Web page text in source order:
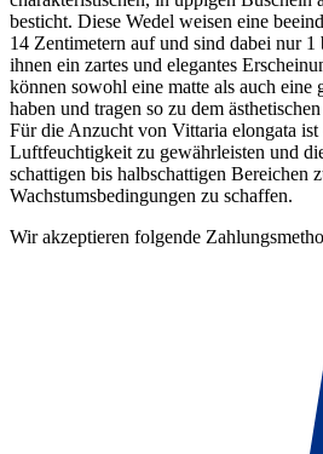
besticht. Diese Wedel weisen eine
14 Zentimetern auf und sind dabei nur
ihnen ein zartes und elegantes
können sowohl eine matte als auch eine
haben und tragen so zu dem
Für die Anzucht von Vittaria elongata
Luftfeuchtigkeit zu gewährleisten und
schattigen bis halbschattigen Bereichen
Wachstumsbedingungen zu schaffen.
Wir akzeptieren folgende